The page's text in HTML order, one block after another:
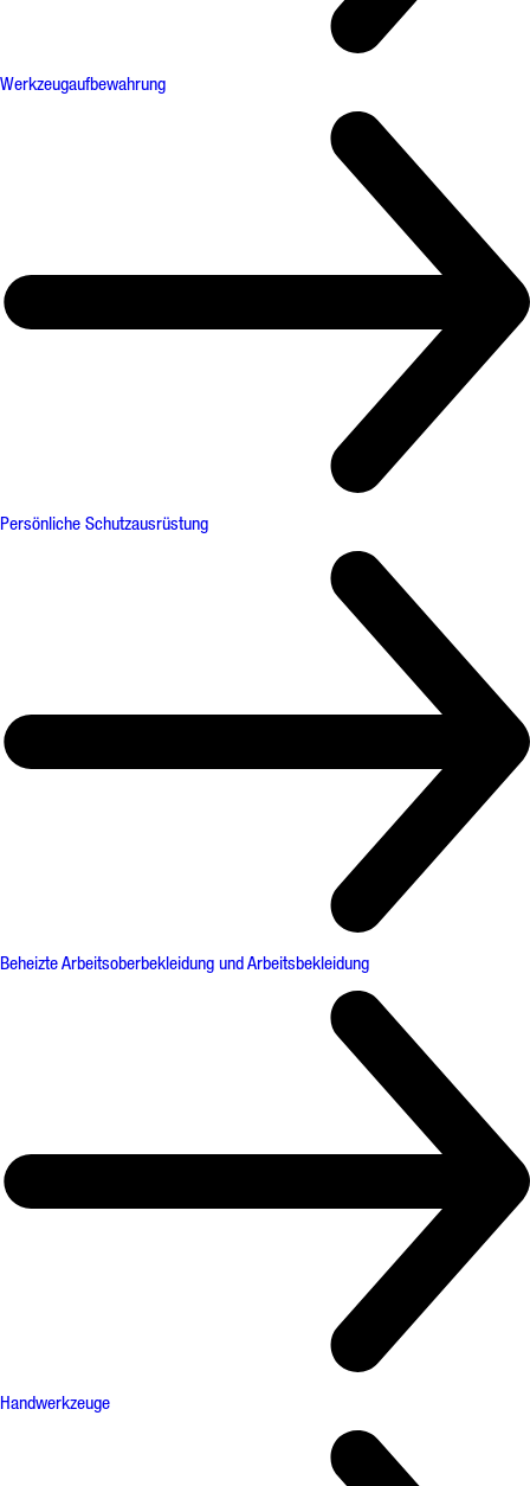
Werkzeugaufbewahrung
Persönliche Schutzausrüstung
Beheizte Arbeitsoberbekleidung und Arbeitsbekleidung
Handwerkzeuge